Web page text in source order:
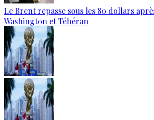
Le Brent repasse sous les 80 dollars
Washington et Téhéran